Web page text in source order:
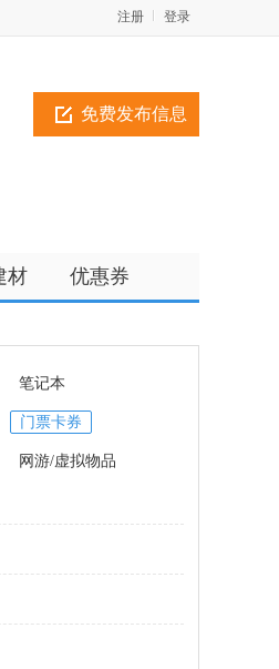
登录
注册
免费发布信息
材 优惠券
笔记本
门票卡券
网游/虚拟物品